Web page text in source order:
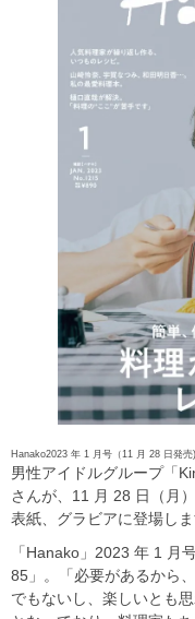
Hanako2023 年 1 月号（11 月 28 日発
男性アイドルグループ「
さんが、11 月 28 日（月
表紙、グラビアに登場しま
「Hanako」2023 年 1 月
85」。「必要があるから
でもないし、楽しいとも